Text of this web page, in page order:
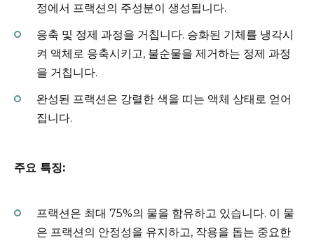
정에서 프랙션의 주성분이 생성됩니다.
응축 및 정제 과정을 거칩니다. 승화된 기체를 냉각시
켜 액체로 응축시키고, 불순물을 제거하는 정제 과정
을 거칩니다.
완성된 프랙션은 강렬한 색을 띠는 액체 상태로 얻어
집니다.
주요 특징:
프랙션은 최대 75%의 물을 함유하고 있습니다. 이 물
은 프랙션의 안정성을 유지하고, 작용을 돕는 중요한